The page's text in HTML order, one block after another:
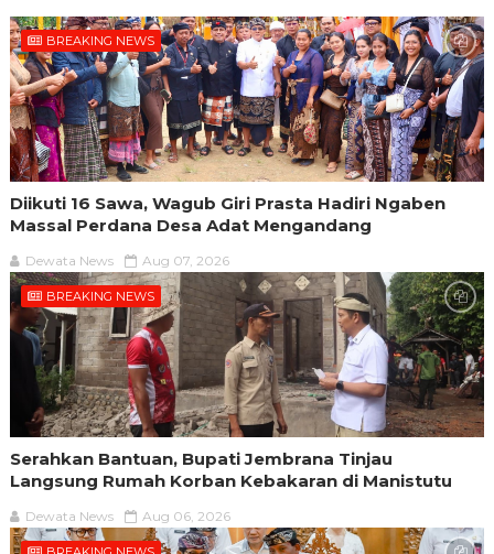
BREAKING NEWS
Diikuti 16 Sawa, Wagub Giri Prasta Hadiri Ngaben
Massal Perdana Desa Adat Mengandang
Dewata News Aug 07, 2026
BREAKING NEWS
Serahkan Bantuan, Bupati Jembrana Tinjau
Langsung Rumah Korban Kebakaran di Manistutu
Dewata News Aug 06, 2026